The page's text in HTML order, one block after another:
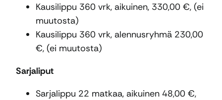
Kausilippu 360 vrk, aikuinen, 330,00 €, (ei
muutosta)
Kausilippu 360 vrk, alennusryhmä 230,00
€, (ei muutosta)
Sarjaliput
Sarjalippu 22 matkaa, aikuinen 48,00 €,